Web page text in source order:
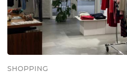
SHOPPING